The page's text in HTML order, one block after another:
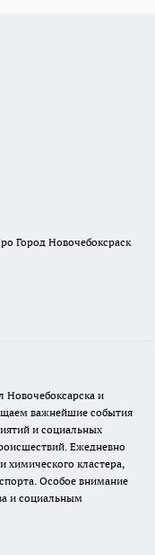
Город Новочебоксраск
и
важнейшие события
и социальных
Ежедневно
химического кластера,
Особое внимание
и социальным